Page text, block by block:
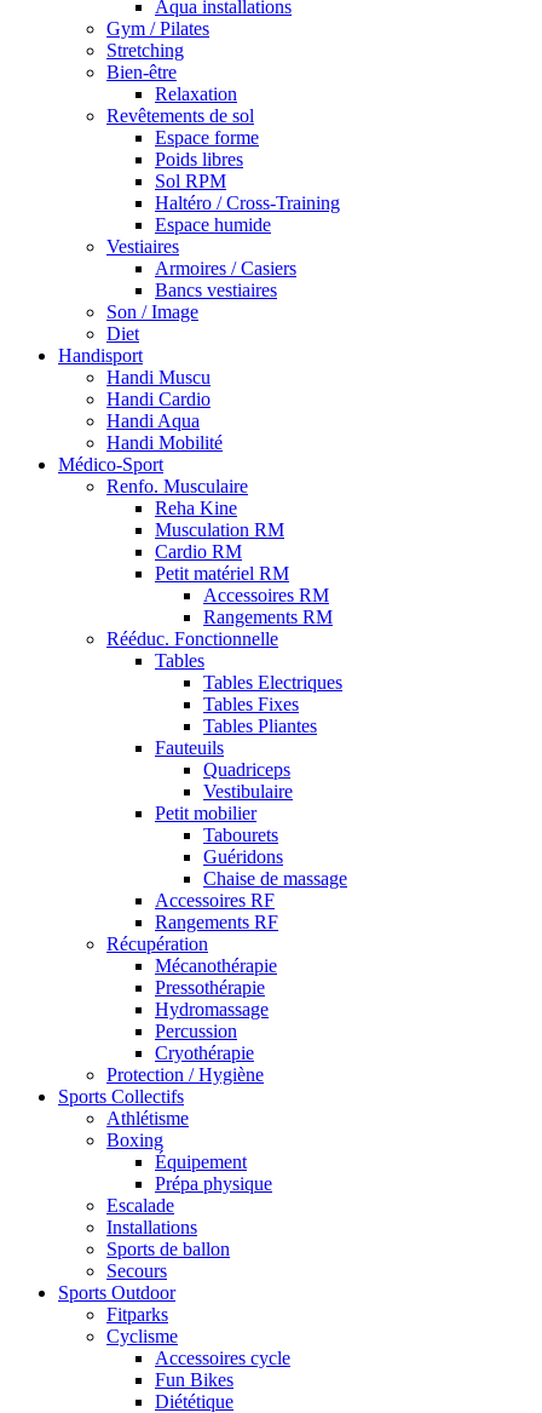
Aqua installations
Gym / Pilates
Stretching
Bien-être
Relaxation
Revêtements de sol
Espace forme
Poids libres
Sol RPM
Haltéro / Cross-Training
Espace humide
Vestiaires
Armoires / Casiers
Bancs vestiaires
Son / Image
Diet
Handisport
Handi Muscu
Handi Cardio
Handi Aqua
Handi Mobilité
Médico-Sport
Renfo. Musculaire
Reha Kine
Musculation RM
Cardio RM
Petit matériel RM
Accessoires RM
Rangements RM
Rééduc. Fonctionnelle
Tables
Tables Electriques
Tables Fixes
Tables Pliantes
Fauteuils
Quadriceps
Vestibulaire
Petit mobilier
Tabourets
Guéridons
Chaise de massage
Accessoires RF
Rangements RF
Récupération
Mécanothérapie
Pressothérapie
Hydromassage
Percussion
Cryothérapie
Protection / Hygiène
Sports Collectifs
Athlétisme
Boxing
Équipement
Prépa physique
Escalade
Installations
Sports de ballon
Secours
Sports Outdoor
Fitparks
Cyclisme
Accessoires cycle
Fun Bikes
Diététique